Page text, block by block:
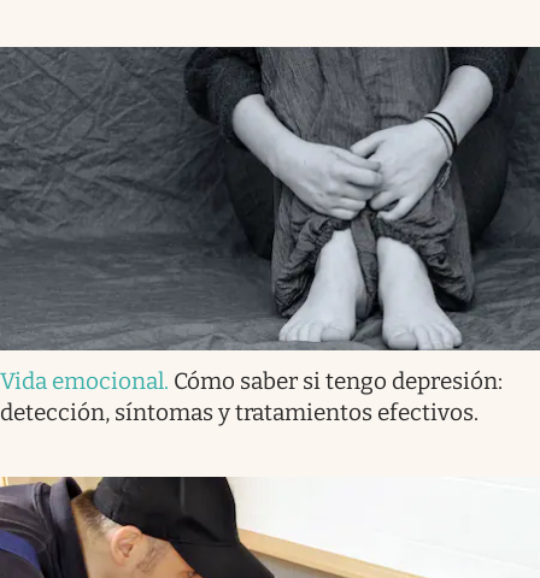
Vida emocional. Cómo saber si tengo depresión:
detección, síntomas y tratamientos efectivos.